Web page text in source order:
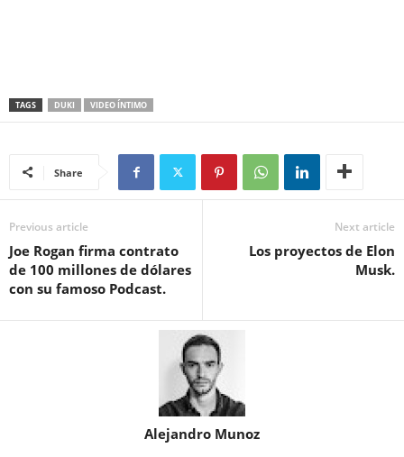
TAGS DUKI VIDEO ÍNTIMO
Share
Previous article
Joe Rogan firma contrato
de 100 millones de dólares
con su famoso Podcast.
Next article
Los proyectos de Elon
Musk.
Alejandro Munoz